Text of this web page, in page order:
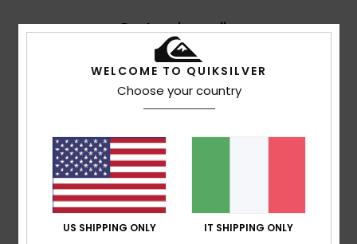
Punteggio medio
4.7/5
Il 33% dei nostri clienti consiglia questo prodotto
Comfort
WELCOME TO QUIKSILVER
Choose your country
US SHIPPING ONLY IT SHIPPING ONLY